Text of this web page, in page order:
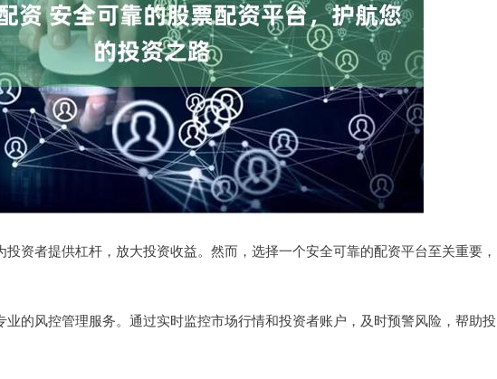
资者提供杠杆，放大投资收益。然而，选择一个安全可靠的配资平台至关重要，
的风控管理服务。通过实时监控市场行情和投资者账户，及时预警风险，帮助投